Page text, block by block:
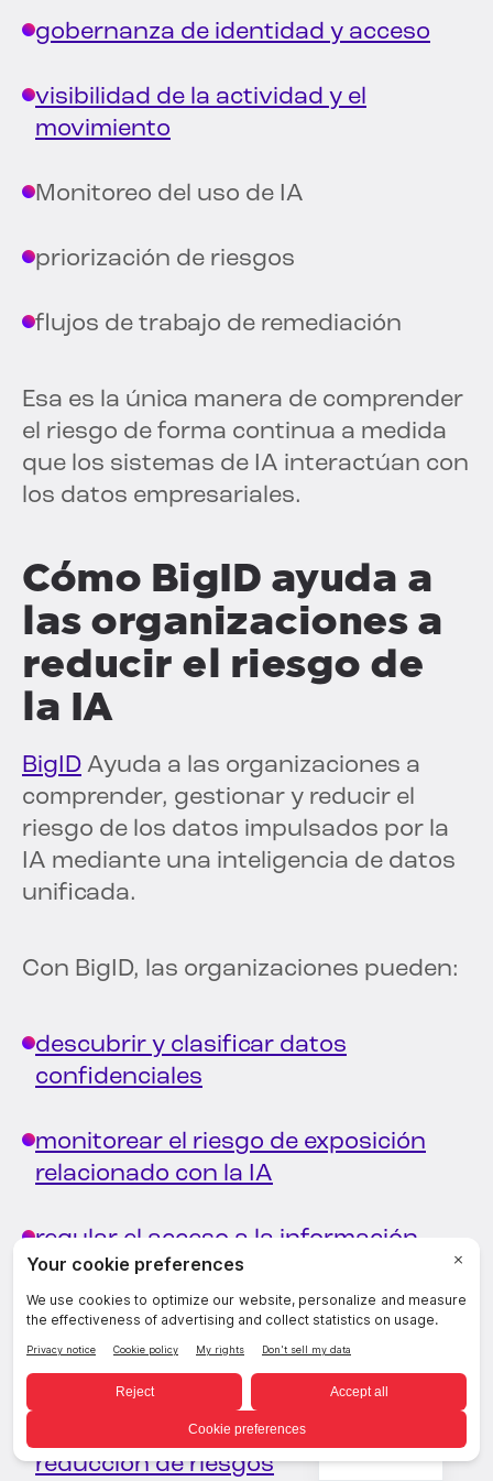
gobernanza de identidad y acceso
visibilidad de la actividad y el
movimiento
Monitoreo del uso de IA
priorización de riesgos
flujos de trabajo de remediación
Esa es la única manera de comprender
el riesgo de forma continua a medida
que los sistemas de IA interactúan con
los datos empresariales.
Cómo BigID ayuda a
las organizaciones a
reducir el riesgo de
la IA
BigID Ayuda a las organizaciones a
comprender, gestionar y reducir el
riesgo de los datos impulsados por la
IA mediante una inteligencia de datos
unificada.
Con BigID, las organizaciones pueden:
descubrir y clasificar datos
confidenciales
monitorear el riesgo de exposición
relacionado con la IA
regular el acceso a la información
sensible
Seguimiento de la actividad y el
movimiento de datos
automatizar la remediación y la
reducción de riesgos
Spanish